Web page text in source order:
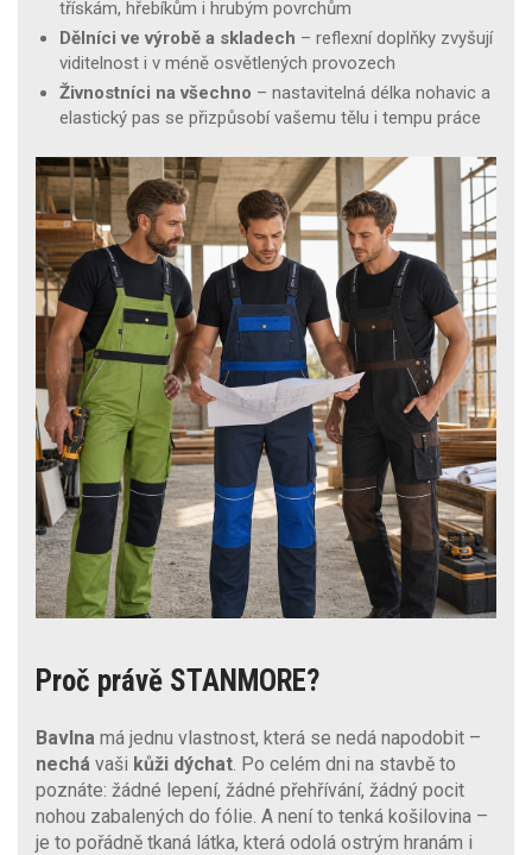
třískám, hřebíkům i hrubým povrchům
Dělníci ve výrobě a skladech – reflexní doplňky zvyšují
viditelnost i v méně osvětlených provozech
Živnostníci na všechno – nastavitelná délka nohavic a
elastický pas se přizpůsobí vašemu tělu i tempu práce
Proč právě STANMORE?
Bavlna má jednu vlastnost, která se nedá napodobit –
nechá vaši kůži dýchat . Po celém dni na stavbě to
poznáte: žádné lepení, žádné přehřívání, žádný pocit
nohou zabalených do fólie. A není to tenká košilovina –
je to pořádně tkaná látka, která odolá ostrým hranám i